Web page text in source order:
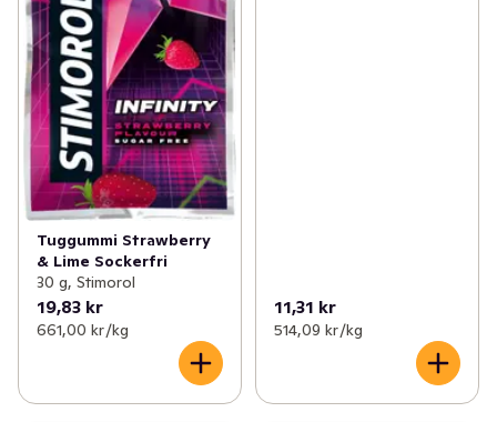
Tuggummi Strawberry
& Lime Sockerfri
30 g, Stimorol
19,83 kr
661,00 kr /kg
11,31 kr
514,09 kr /kg